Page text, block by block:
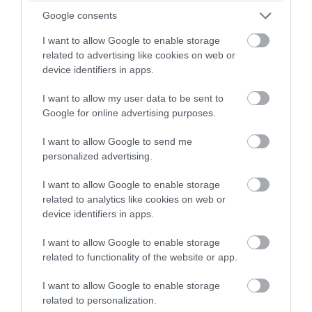
Google consents
I want to allow Google to enable storage
related to advertising like cookies on web or
device identifiers in apps.
I want to allow my user data to be sent to
Google for online advertising purposes.
I want to allow Google to send me
personalized advertising.
I want to allow Google to enable storage
related to analytics like cookies on web or
device identifiers in apps.
I want to allow Google to enable storage
related to functionality of the website or app.
I want to allow Google to enable storage
related to personalization.
υποβολής θεωρημένη από την ∆.Ο.Υ.
4. Εκκαθαριστικό σημείωμα (προηγούμενου
φορολογικού έτους).
5. Πιστοποιητικό οικογενειακής κατάστασης
7. Φωτοτυπία ταυτότητας
Επί πλέον θα πρέπει ο λογαριασμός ηλεκτρικού
ρεύματος να εκδίδεται στο όνομα του
δικαιούχου και να πραγματοποιείται εκτίμηση
υπηρεσία του Δήμου.
Τα ανωτέρω δικαιολογητικά (στις περιπτώσεις
όπου είναι δυνατό να υπάρχει μεταβολή της
ιδιότητας) θα πρέπει να προσκομίζονται στην
αρχή του κάθε έτους επικαιροποιημένα,
προκειμένου να γίνεται ο απαραίτητος έλεγχος
της τήρησης της ιδιότητας με βάση την οποία
υφίσταται η απαλλαγή.